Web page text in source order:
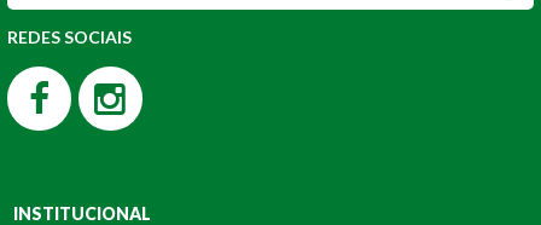
REDES SOCIAIS
INSTITUCIONAL